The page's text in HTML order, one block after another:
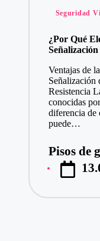
Seguridad
¿Por Qué
Ventajas de
Resistencia
conocidas
diferencia de
puede…
por
Pisos de